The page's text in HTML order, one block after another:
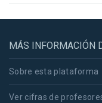
MÁS INFORMACIÓN
Sobre esta plataforma
Ver cifras de